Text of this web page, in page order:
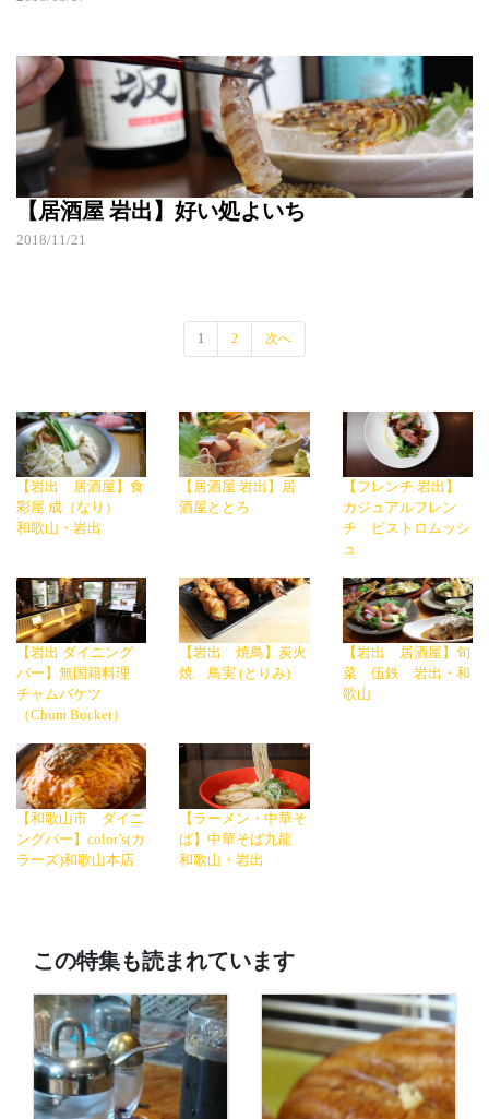
【居酒屋 岩出】好い処よいち
2018/11/21
1 2 次へ
【岩出 居酒屋】食
彩屋 成（なり）
和歌山・岩出
【居酒屋 岩出】居
酒屋ととろ
【フレンチ 岩出】
カジュアルフレン
チ ビストロムッシ
ュ
【岩出 ダイニング
バー】無国籍料理
チャムバケツ
（Chum Bucket）
【岩出 焼鳥】炭火
焼 鳥実 (とりみ)
【岩出 居酒屋】旬
菜 伍鉄 岩出・和
歌山
【和歌山市 ダイニ
ングバー】color’s(カ
ラーズ)和歌山本店
【ラーメン・中華そ
ば】中華そば九龍
和歌山・岩出
この特集も読まれています